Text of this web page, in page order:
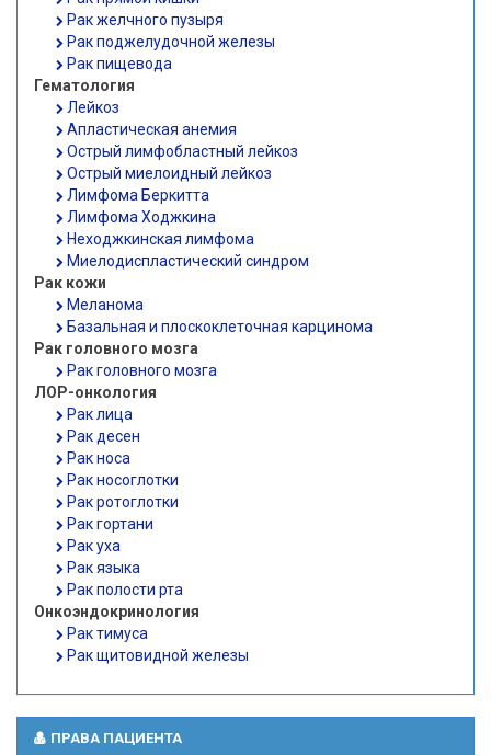
Рак желчного пузыря
Рак поджелудочной железы
Рак пищевода
Гематология
Лейкоз
Апластическая анемия
Острый лимфобластный лейкоз
Острый миелоидный лейкоз
Лимфома Беркитта
Лимфома Ходжкина
Неходжкинская лимфома
Миелодиспластический синдром
Рак кожи
Меланома
Базальная и плоскоклеточная карцинома
Рак головного мозга
Рак головного мозга
ЛОР-онкология
Рак лица
Рак десен
Рак носа
Рак носоглотки
Рак ротоглотки
Рак гортани
Рак уха
Рак языка
Рак полости рта
Онкоэндокринология
Рак тимуса
Рак щитовидной железы
ПРАВА ПАЦИЕНТА